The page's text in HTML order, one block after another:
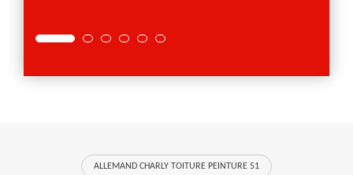
ALLEMAND CHARLY TOITURE PEINTURE 51